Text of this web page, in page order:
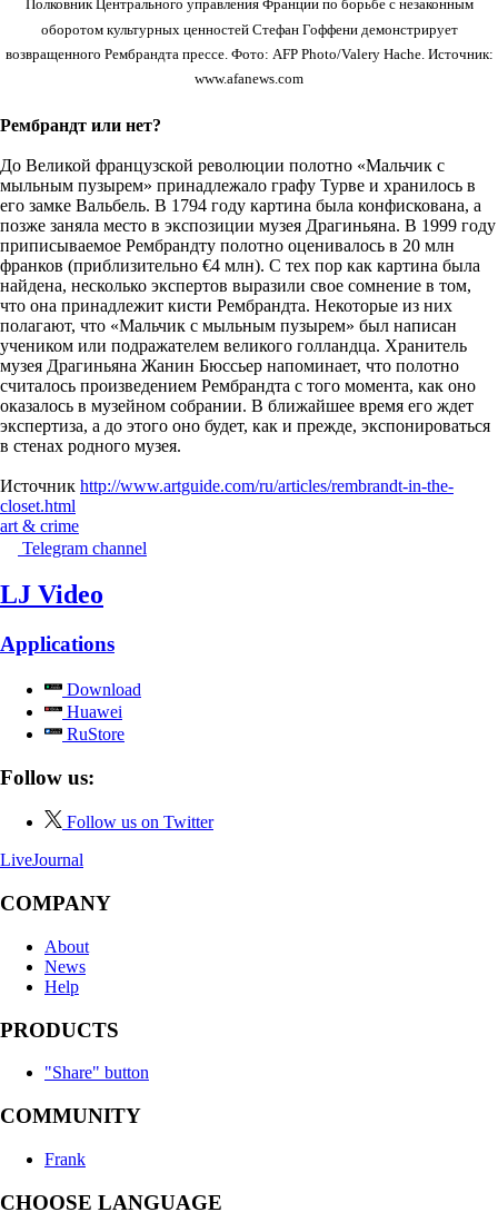
Полковник Центрального управления Франции по борьбе с незаконным
оборотом культурных ценностей Стефан Гоффени демонстрирует
возвращенного Рембрандта прессе. Фото: AFP Photo/Valery Hache. Источник:
www.afanews.com
Рембрандт или нет?
До Великой французской революции полотно «Мальчик с
мыльным пузырем» принадлежало графу Турве и хранилось в
его замке Вальбель. В 1794 году картина была конфискована, а
позже заняла место в экспозиции музея Драгиньяна. В 1999 году
приписываемое Рембрандту полотно оценивалось в 20 млн
франков (приблизительно €4 млн). С тех пор как картина была
найдена, несколько экспертов выразили свое сомнение в том,
что она принадлежит кисти Рембрандта. Некоторые из них
полагают, что «Мальчик с мыльным пузырем» был написан
учеником или подражателем великого голландца. Хранитель
музея Драгиньяна Жанин Бюссьер напоминает, что полотно
считалось произведением Рембрандта с того момента, как оно
оказалось в музейном собрании. В ближайшее время его ждет
экспертиза, а до этого оно будет, как и прежде, экспонироваться
в стенах родного музея.
Источник http://www.artguide.com/ru/articles/rembrandt-in-the-
closet.html
art & crime
Telegram channel
LJ Video
Applications
Download
Huawei
RuStore
Follow us:
Follow us on Twitter
LiveJournal
COMPANY
About
News
Help
PRODUCTS
"Share" button
COMMUNITY
Frank
CHOOSE LANGUAGE